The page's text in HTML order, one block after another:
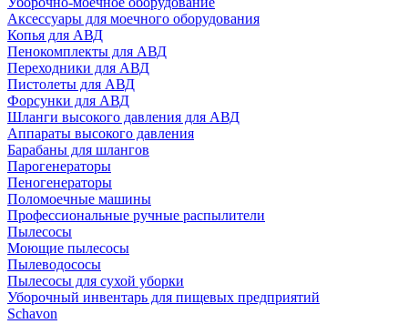
Аксессуары для моечного оборудования
Копья для АВД
Пенокомплекты для АВД
Переходники для АВД
Пистолеты для АВД
Форсунки для АВД
Шланги высокого давления для АВД
Аппараты высокого давления
Барабаны для шлангов
Парогенераторы
Пеногенераторы
Поломоечные машины
Профессиональные ручные распылители
Пылесосы
Моющие пылесосы
Пылеводососы
Пылесосы для сухой уборки
Уборочный инвентарь для пищевых предприятий
Schavon